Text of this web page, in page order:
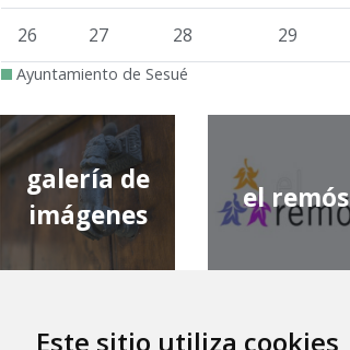
Este sitio utiliza cookies
26 27 28 29
Ayuntamiento de Sesué
galería de
imágenes
el remós